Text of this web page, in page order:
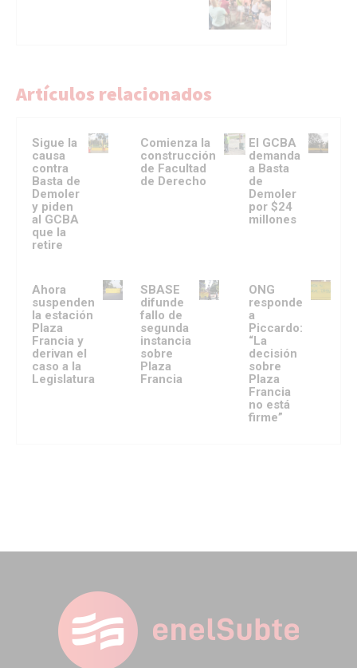
Artículos relacionados
Sigue la
causa
contra
Basta de
Demoler
y piden
al GCBA
que la
retire
Comienza la
construcción
de Facultad
de Derecho
El GCBA
demanda
a Basta
de
Demoler
por $24
millones
Ahora
suspenden
la estación
Plaza
Francia y
derivan el
caso a la
Legislatura
SBASE
difunde
fallo de
segunda
instancia
sobre
Plaza
Francia
ONG
responde
a
Piccardo:
“La
decisión
sobre
Plaza
Francia
no está
firme”